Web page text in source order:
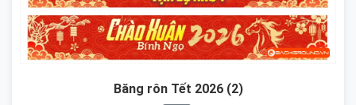
Băng rôn Tết 2026 (2)